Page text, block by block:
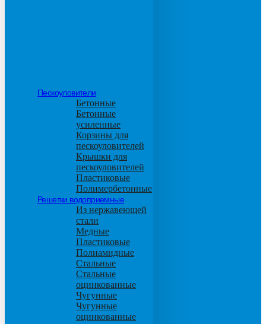
Пескоуловители
Бетонные
Бетонные
усиленные
Корзины для
пескоуловителей
Крышки для
пескоуловителей
Пластиковые
Полимербетонные
Решетки водоприемные
Из нержавеющей
стали
Медные
Пластиковые
Полиамидные
Стальные
Стальные
оцинкованные
Чугунные
Чугунные
оцинкованные